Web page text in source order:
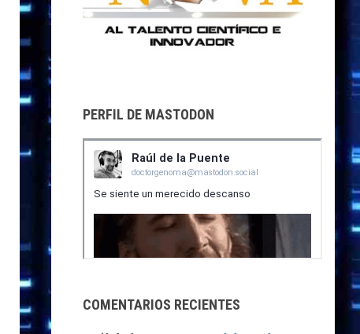
PERFIL DE MASTODON
COMENTARIOS RECIENTES